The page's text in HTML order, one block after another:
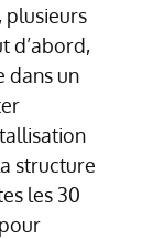
plusieurs
d’abord,
dans un
structure
les 30